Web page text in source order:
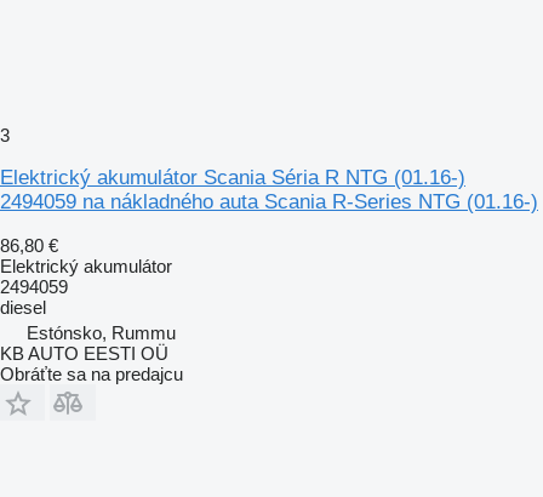
3
Elektrický akumulátor Scania Séria R NTG (01.16-)
2494059 na nákladného auta Scania R-Series NTG (01.16-)
86,80 €
Elektrický akumulátor
2494059
diesel
Estónsko, Rummu
KB AUTO EESTI OÜ
Obráťte sa na predajcu